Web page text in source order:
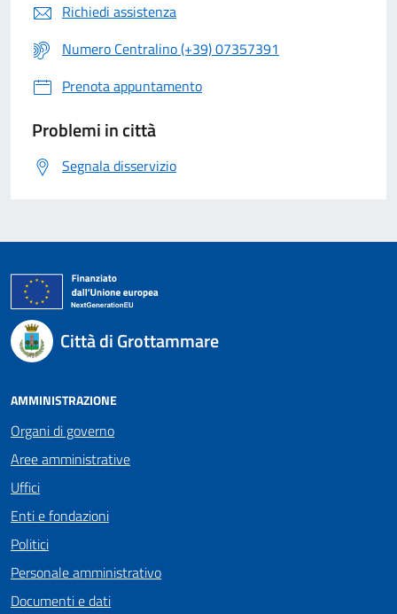
Richiedi assistenza
Numero Centralino (+39) 07357391
Prenota appuntamento
Problemi in città
Segnala disservizio
Città di Grottammare
AMMINISTRAZIONE
Organi di governo
Aree amministrative
Uffici
Enti e fondazioni
Politici
Personale amministrativo
Documenti e dati